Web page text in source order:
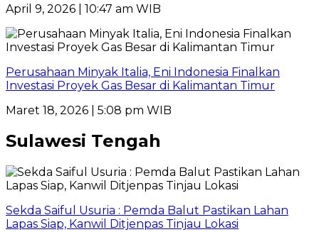
April 9, 2026 | 10:47 am WIB
Perusahaan Minyak Italia, Eni Indonesia Finalkan
Investasi Proyek Gas Besar di Kalimantan Timur
Maret 18, 2026 | 5:08 pm WIB
Sulawesi Tengah
Sekda Saiful Usuria : Pemda Balut Pastikan Lahan
Lapas Siap, Kanwil Ditjenpas Tinjau Lokasi